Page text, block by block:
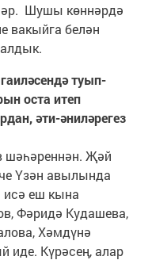
Шушы көннәрдә
вакыйга белән
туып-
оста итеп
әти-әниләрегез
шәһәреннән. Җәй
Үзән авылында
исә еш кына
Фәридә Кудашева,
Хәмдүнә
иде. Күрәсең, алар